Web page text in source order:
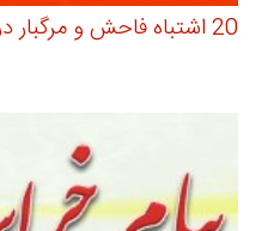
20 اشتباه فاحش و مرگبار دروازه بانان در سال 2019